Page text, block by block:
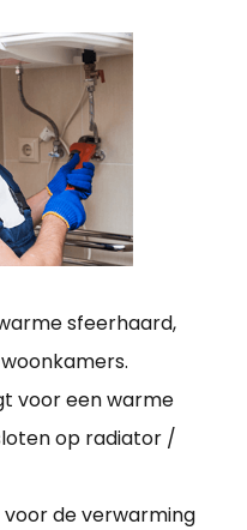
sfeerhaard,
voor een warme
op radiator /
de verwarming